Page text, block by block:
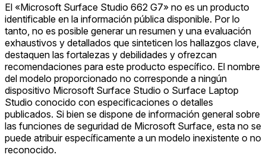
El «Microsoft Surface Studio 662 G7» no es un producto
identificable en la información pública disponible. Por lo
tanto, no es posible generar un resumen y una evaluación
exhaustivos y detallados que sinteticen los hallazgos clave,
destaquen las fortalezas y debilidades y ofrezcan
recomendaciones para este producto específico. El nombre
del modelo proporcionado no corresponde a ningún
dispositivo Microsoft Surface Studio o Surface Laptop
Studio conocido con especificaciones o detalles
publicados. Si bien se dispone de información general sobre
las funciones de seguridad de Microsoft Surface, esta no se
puede atribuir específicamente a un modelo inexistente o no
reconocido.